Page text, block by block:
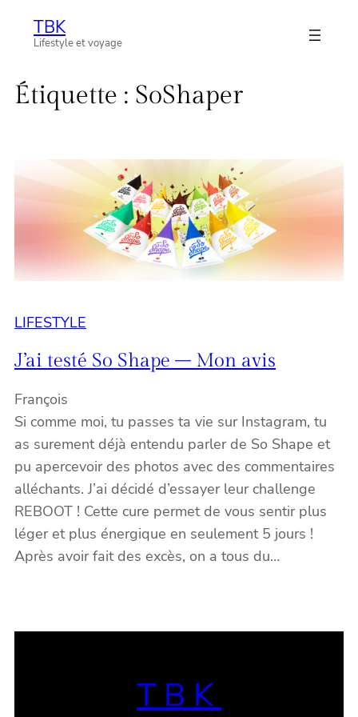
AllerTBK
Lifestyle et voyage
Étiquette : SoShaper
LIFESTYLE
J’ai testé So Shape – Mon avis
François
Si comme moi, tu passes ta vie sur Instagram, tu
as surement déjà entendu parler de So Shape et
pu apercevoir des photos avec des commentaires
alléchants. J’ai décidé d’essayer leur challenge
REBOOT ! Cette cure permet de vous sentir plus
léger et plus énergique en seulement 5 jours !
Après avoir fait des excès, on a tous du…
TBK